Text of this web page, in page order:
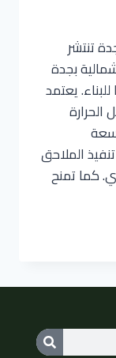
تنتشر
بجدة
يعتمد
الملاحق
كما تمنح